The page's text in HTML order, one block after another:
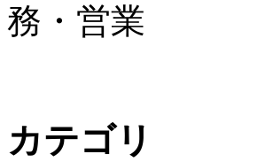
務・営業
カテゴリ